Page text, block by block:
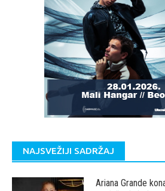
NAJSVEŽIJI SADRŽAJ
Ariana Grande